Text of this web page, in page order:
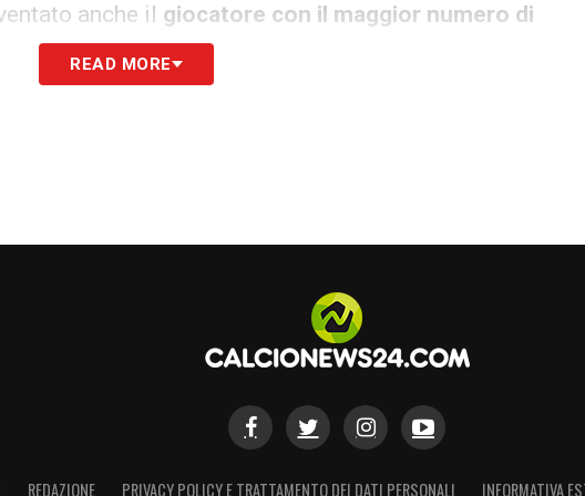
anche il giocatore con il maggior numero di
, scavalcando dunque l’ex compagno di squadra
leggenda,Raúl, riuscendo a trovare il
goal.Precedentemente aveva chiuso il suo
tripletta nella semifinale contro la Svizzera.
superando il precedente primatista,
READ MORE
REDAZIONE PRIVACY POLICY E TRATTAMENTO DEI DATI PERSONALI INFORMATIVA